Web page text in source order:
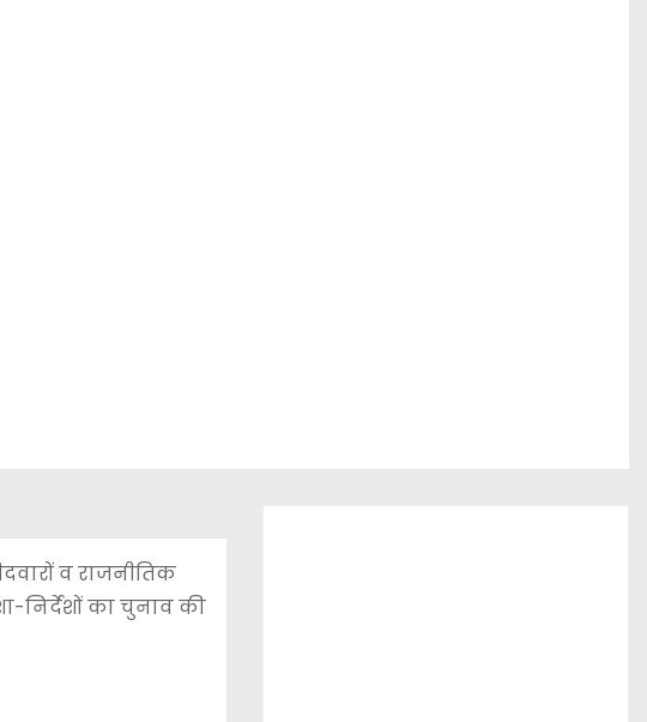
व राजनीतिक
निर्देशों का चुनाव की